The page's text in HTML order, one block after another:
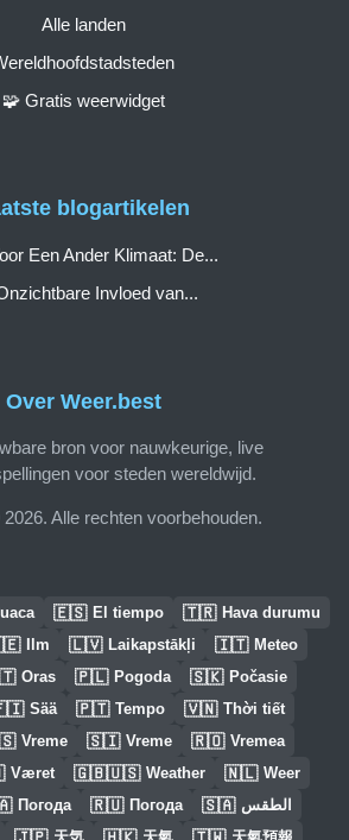
Over Weer.best
bron voor nauwkeurige, live
voor steden wereldwijd.
Alle rechten voorbehouden.
Alle landen
🧩 Gratis weerwidget
blogartikelen
Een Ander Klimaat: De...
Invloed van...
🇪🇸 El tiempo 🇹🇷 Hava durumu
Ilm 🇱🇻 Laikapstākļi 🇮🇹 Meteo
Oras 🇵🇱 Pogoda 🇸🇰 Počasie
Sää 🇵🇹 Tempo 🇻🇳 Thời tiết
Vreme 🇸🇮 Vreme 🇷🇴 Vremea
Været 🇬🇧🇺🇸 Weather 🇳🇱 Weer
Погода 🇷🇺 Погода 🇸🇦 الطقس